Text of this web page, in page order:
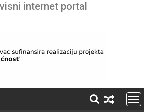
internet portal